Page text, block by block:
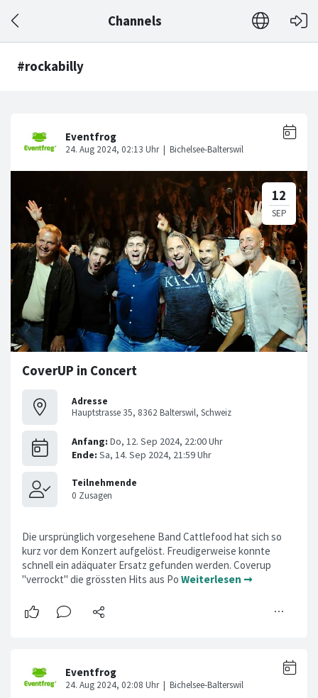
Channels
#rockabilly
CoverUP in Concert
Adresse
Hauptstrasse 35, 8362 Balterswil, Schweiz
Die ursprünglich vorgesehene Band Cattlefood hat sich so
kurz vor dem Konzert aufgelöst. Freudigerweise konnte
schnell ein adäquater Ersatz gefunden werden. Coverup
"verrockt" die grössten Hits aus Po Weiterlesen ➞